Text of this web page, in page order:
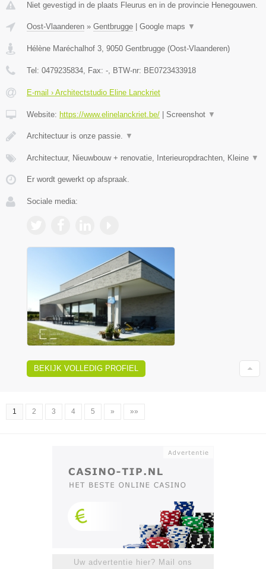
Niet gevestigd in de plaats Fleurus en in de provincie Henegouwen.
Oost-Vlaanderen » Gentbrugge Google maps ▼
Hélène Maréchalhof 3, 9050 Gentbrugge (Oost-Vlaanderen)
Tel: 0479235834, Fax: -, BTW-nr: BE0723433918
E-mail › Architectstudio Eline Lanckriet
Website: https://www.elinelanckriet.be/ Screenshot ▼
Architectuur is onze passie. ▼
Architectuur, Nieuwbouw + renovatie, Interieuropdrachten, Kleine ▼
Er wordt gewerkt op afspraak.
Sociale media:
BEKIJK VOLLEDIG PROFIEL
1 2 3 4 5 » »»
Uw advertentie hier? Mail ons